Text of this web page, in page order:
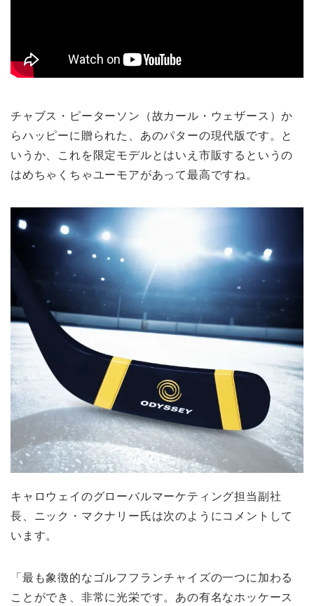
チャブス・ピーターソン（故カール・ウェザース）か
らハッピーに贈られた、あのパターの現代版です。と
いうか、これを限定モデルとはいえ市販するというの
はめちゃくちゃユーモアがあって最高ですね。
キャロウェイのグローバルマーケティング担当副社
長、ニック・マクナリー氏は次のようにコメントして
います。
「最も象徴的なゴルフフランチャイズの一つに加わる
ことができ、非常に光栄です。あの有名なホッケース